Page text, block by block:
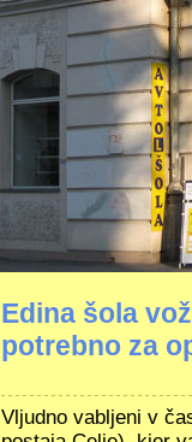
Edina šola
potrebno za
Vljudno vabljeni v